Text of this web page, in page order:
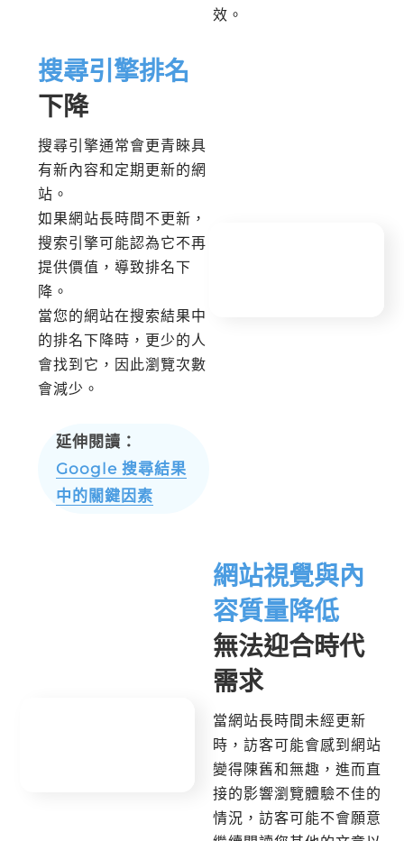
效。
搜尋引擎排名
下降
搜尋引擎通常會更青睞具
有新內容和定期更新的網
站。
如果網站長時間不更新，
搜索引擎可能認為它不再
提供價值，導致排名下
降。
當您的網站在搜索結果中
的排名下降時，更少的人
會找到它，因此瀏覽次數
會減少。
延伸閱讀：
Google 搜尋結果
中的關鍵因素
網站視覺與內
容質量降低
無法迎合時代
需求
當網站長時間未經更新
時，訪客可能會感到網站
變得陳舊和無趣，進而直
接的影響瀏覽體驗不佳的
情況，訪客可能不會願意